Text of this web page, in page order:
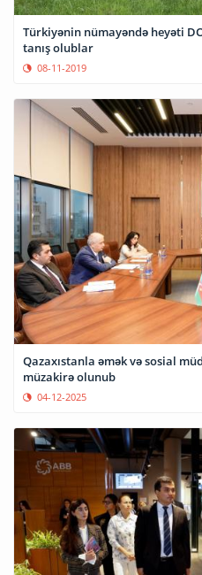
Türkiyənin nümayəndə heyəti
tanış olublar
08-11-2019
Qazaxıstanla əmək və sosial
müzakirə olunub
04-12-2025